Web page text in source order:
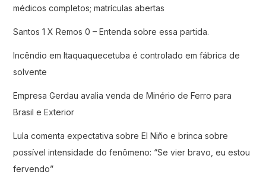
médicos completos; matrículas abertas
Santos 1 X Remos 0 – Entenda sobre essa partida.
Incêndio em Itaquaquecetuba é controlado em fábrica de
solvente
Empresa Gerdau avalia venda de Minério de Ferro para
Brasil e Exterior
Lula comenta expectativa sobre El Niño e brinca sobre
possível intensidade do fenômeno: “Se vier bravo, eu estou
fervendo”